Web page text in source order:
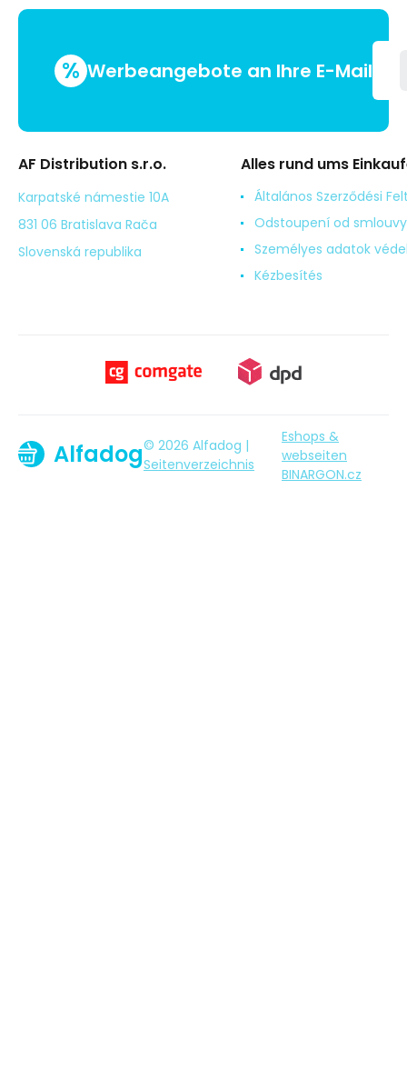
% Werbeangebote an Ihre E-Mail
AF Distribution s.r.o.
Karpatské námestie 10A
831 06 Bratislava Rača
Slovenská republika
Alles rund ums
Általános Szerződési
Odstoupení od smlouvy
Személyes adatok
Kézbesítés
Alfadog© 2026 Alfadog |
Seitenverzeichnis
Eshops &
webseiten
BINARGON.cz